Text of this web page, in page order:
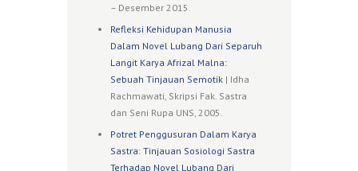
– Desember 2015.
Refleksi Kehidupan Manusia
Dalam Novel Lubang Dari Separuh
Langit Karya Afrizal Malna:
Sebuah Tinjauan Semotik | Idha
Rachmawati, Skripsi Fak. Sastra
dan Seni Rupa UNS, 2005.
Potret Penggusuran Dalam Karya
Sastra: Tinjauan Sosiologi Sastra
Terhadap Novel Lubang Dari